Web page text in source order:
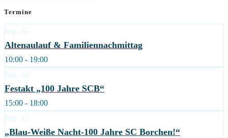
Termine
Sep. 06
Altenaulauf & Familiennachmittag
10:00 - 19:00
Sep. 12
Festakt „100 Jahre SCB“
15:00 - 18:00
Sep. 12
„Blau-Weiße Nacht-100 Jahre SC Borchen!“